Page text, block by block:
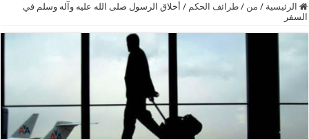
الرئيسية / من / طرائف الحكم / أخلاق الرسول صلى الله عليه وآله وسلم في
السفر